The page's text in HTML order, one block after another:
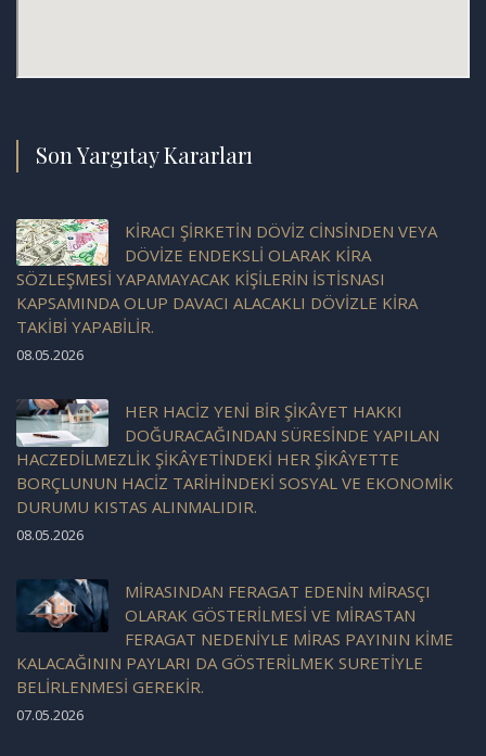
Son Yargıtay Kararları
KİRACI ŞİRKETİN DÖVİZ CİNSİNDEN VEYA
DÖVİZE ENDEKSLİ OLARAK KİRA
SÖZLEŞMESİ YAPAMAYACAK KİŞİLERİN İSTİSNASI
KAPSAMINDA OLUP DAVACI ALACAKLI DÖVİZLE KİRA
TAKİBİ YAPABİLİR.
08.05.2026
HER HACİZ YENİ BİR ŞİKÂYET HAKKI
DOĞURACAĞINDAN SÜRESİNDE YAPILAN
HACZEDİLMEZLİK ŞİKÂYETİNDEKİ HER ŞİKÂYETTE
BORÇLUNUN HACİZ TARİHİNDEKİ SOSYAL VE EKONOMİK
DURUMU KISTAS ALINMALIDIR.
08.05.2026
MİRASINDAN FERAGAT EDENİN MİRASÇI
OLARAK GÖSTERİLMESİ VE MİRASTAN
FERAGAT NEDENİYLE MİRAS PAYININ KİME
KALACAĞININ PAYLARI DA GÖSTERİLMEK SURETİYLE
BELİRLENMESİ GEREKİR.
07.05.2026